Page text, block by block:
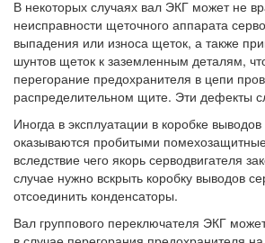
В некоторых случаях вал ЭКГ может не
неисправности щеточного аппарата
выпадения или износа щеток, а также
шунтов щеток к заземленным деталям,
перегорание предохранителя в цепи
распределительном щите. Эти дефекты
Иногда в эксплуатации в коробке
оказываются пробитыми
вследствие чего якорь серводвигателя
случае нужно вскрыть коробку выводов
отсоединить конденсаторы.
Вал группового переключателя ЭКГ